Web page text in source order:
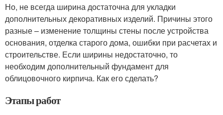
Но, не всегда ширина достаточна для укладки
дополнительных декоративных изделий. Причины этого
разные – изменение толщины стены после устройства
основания, отделка старого дома, ошибки при расчетах и
строительстве. Если ширины недостаточно, то
необходим дополнительный фундамент для
облицовочного кирпича. Как его сделать?
Этапы работ